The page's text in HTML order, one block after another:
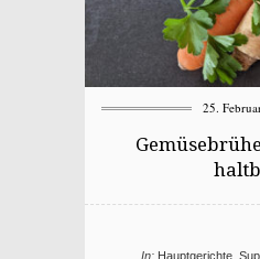
25.
In: Hauptgerichte,